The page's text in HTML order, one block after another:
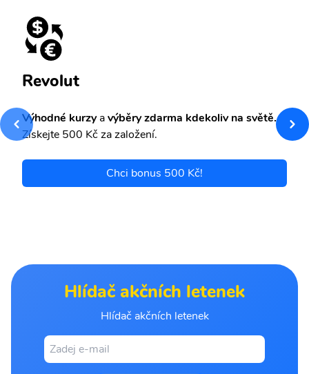
Revolut
Výhodné kurzyavýběry zdarma kdekoliv na světě.
Získejte 500 Kč za založení.
Chci bonus 500 Kč!
Hlídač akčních letenek
Hlídač akčních letenek